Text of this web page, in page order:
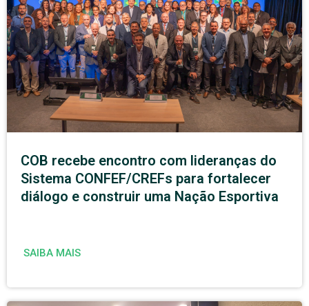
COB recebe encontro com lideranças do
Sistema CONFEF/CREFs para fortalecer
diálogo e construir uma Nação Esportiva
SAIBA MAIS